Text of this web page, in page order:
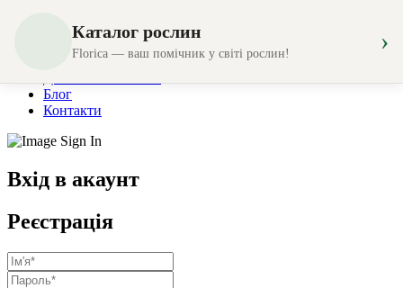
Магазин
Створення композицій
Блог
Контакти
Вхід в акаунт
Реєстрація
Каталог рослин
Florica — ваш помічник у світі рослин! ›